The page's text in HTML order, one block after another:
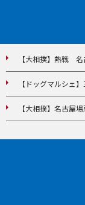
【大相撲】熱戦 名
【ドッグマルシェ
【大相撲】名古屋